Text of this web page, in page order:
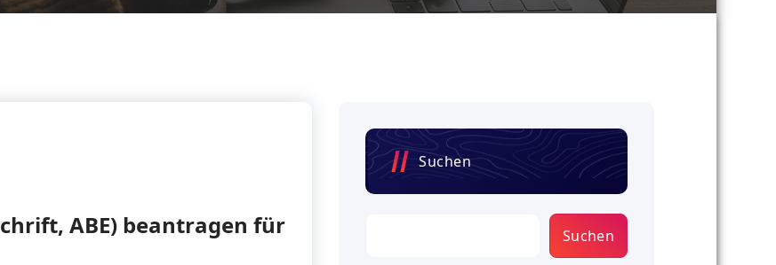
ABE) beantragen für
Suchen
Suchen